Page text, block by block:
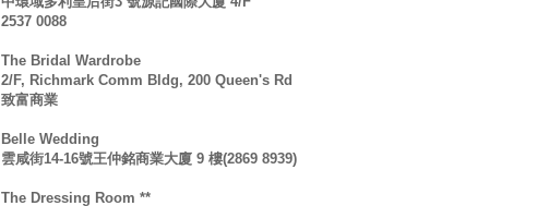
2537 0088
The Bridal Wardrobe
2/F, Richmark Comm Bldg, 200 Queen's Rd
致富商業
Belle Wedding
雲咸街14-16號王仲銘商業大廈 9 樓(2869 8939)
The Dressing Room **